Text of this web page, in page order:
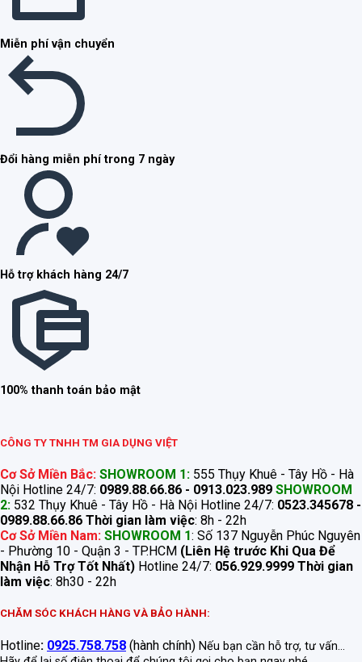
Miễn phí vận chuyển
Đổi hàng miễn phí trong 7 ngày
Hỗ trợ khách hàng 24/7
100% thanh toán bảo mật
CÔNG TY TNHH TM GIA DỤNG VIỆT
Cơ Sở Miền Bắc: SHOWROOM 1: 555 Thụy Khuê - Tây Hồ - Hà
Nội Hotline 24/7: 0989.88.66.86 - 0913.023.989 SHOWROOM
2: 532 Thụy Khuê - Tây Hồ - Hà Nội Hotline 24/7: 0523.345678 -
0989.88.66.86 Thời gian làm việc: 8h - 22h
Cơ Sở Miền Nam: SHOWROOM 1: Số 137 Nguyễn Phúc Nguyên
- Phường 10 - Quận 3 - TP.HCM (Liên Hệ trước Khi Qua Để
Nhận Hỗ Trợ Tốt Nhất) Hotline 24/7: 056.929.9999 Thời gian
làm việc: 8h30 - 22h
CHĂM SÓC KHÁCH HÀNG VÀ BẢO HÀNH:
Hotline: 0925.758.758 (hành chính) Nếu bạn cần hỗ trợ, tư vấn...